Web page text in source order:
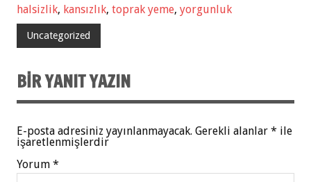
halsizlik, kansızlık, toprak yeme, yorgunluk
Uncategorized
BIR YANIT YAZIN
E-posta adresiniz yayınlanmayacak. Gerekli alanlar * ile
işaretlenmişlerdir
Yorum *